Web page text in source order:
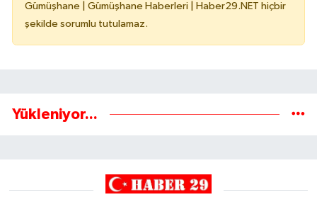
Gümüşhane | Gümüşhane Haberleri | Haber29.NET hiçbir
şekilde sorumlu tutulamaz.
Yükleniyor...